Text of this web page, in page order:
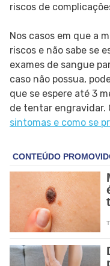
riscos de
Nos casos em que a
riscos e não sabe se
exames de sangue
caso não possua,
que se espere até 3
de tentar engravidar.
sintomas e como se